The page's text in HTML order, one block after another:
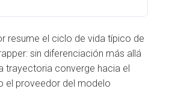
resume el ciclo de vida típico de
sin diferenciación más allá
trayectoria converge hacia el
el proveedor del modelo